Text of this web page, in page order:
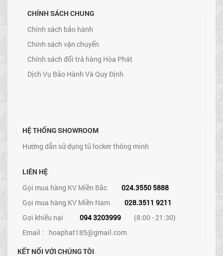
CHÍNH SÁCH CHUNG
Chính sách bảo hành
Chính sách vận chuyển
Chính sách đổi trả hàng Hòa Phát
Dịch Vụ Bảo Hành Và Quy Định
HỆ THỐNG SHOWROOM
Hướng dẫn sử dụng tủ locker thông minh
LIÊN HỆ
Gọi mua hàng KV Miền Bắc
024.3550 5888
Gọi mua hàng KV Miền Nam
028.3511 9211
Gọi khiếu nại
094 3203999
(8:00 - 21:30)
Email : hoaphat185@gmail.com
KẾT NỐI VỚI CHÚNG TÔI